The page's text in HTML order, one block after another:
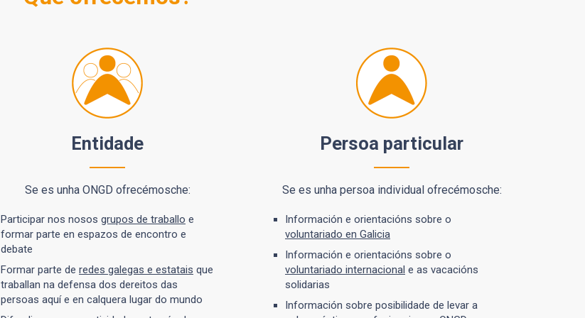
Entidade
Se es unha ONGD ofrecémosche:
Participar nos nosos grupos de traballo e
formar parte en espazos de encontro e
debate
Formar parte de redes galegas e estatais que
traballan na defensa dos dereitos das
persoas aquí e en calquera lugar do mundo
Persoa particular
Se es unha persoa individual ofrecémosche:
Información e orientacións sobre o
voluntariado en Galicia
Información e orientacións sobre o
voluntariado internacional e as vacacións
solidarias
Información sobre posibilidade de levar a